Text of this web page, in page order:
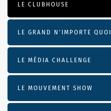
LE CLUBHOUSE
LE GRAND N’IMPORTE QUOI
LE MÉDIA CHALLENGE
LE MOUVEMENT SHOW